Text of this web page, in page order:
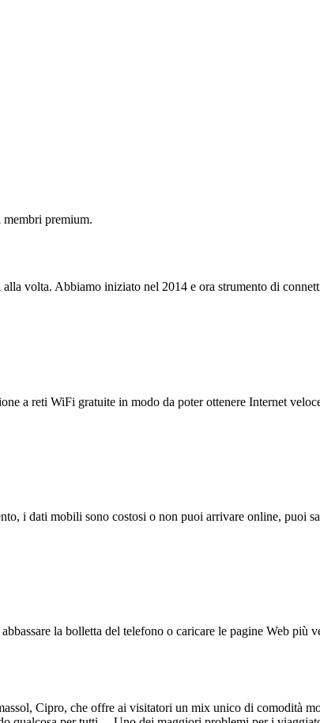
premium.
volta. Abbiamo iniziato nel 2014 e ora strumento di
a reti WiFi gratuite in modo da poter ottenere Internet
i dati mobili sono costosi o non puoi arrivare online, puoi
la bolletta del telefono o caricare le pagine Web più
Cipro, che offre ai visitatori un mix unico di comodità